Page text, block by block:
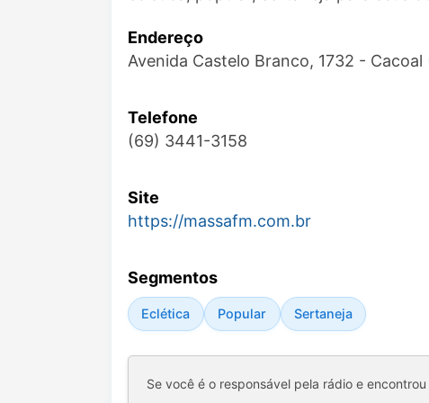
Endereço
Avenida Castelo Branco, 1732 -
Telefone
(69) 3441-3158
Site
https://massafm.com.br
Segmentos
Eclética Popular Sertaneja
Se você é o responsável pela rádio e